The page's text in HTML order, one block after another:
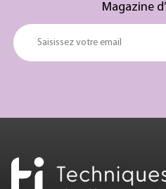
Magazine
Saisissez votre email